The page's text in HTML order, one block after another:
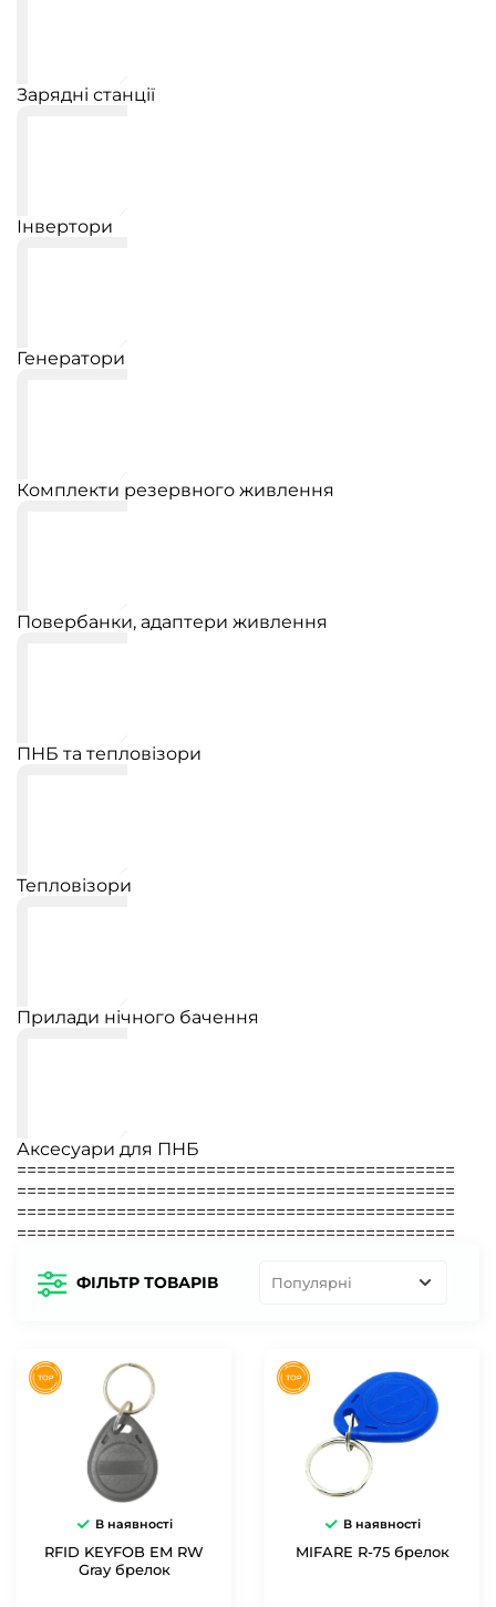
Зарядні станції
Інвертори
Генератори
Комплекти резервного живлення
Повербанки, адаптери живлення
ПНБ та тепловізори
Тепловізори
Прилади нічного бачення
Аксесуари для ПНБ
============================================
============================================
============================================
============================================
ФІЛЬТР ТОВАРІВ Популярні
В наявності
RFID KEYFOB EM RW
Gray брелок
В наявності
MIFARE R-75 брелок